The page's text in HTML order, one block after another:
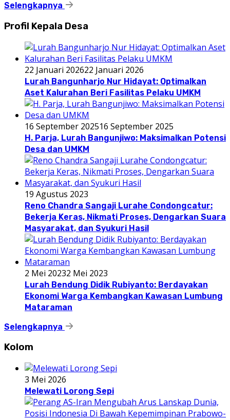
Selengkapnya
Profil Kepala Desa
22 Januari 202622 Januari 2026
Lurah Bangunharjo Nur Hidayat: Optimalkan
Aset Kalurahan Beri Fasilitas Pelaku UMKM
16 September 202516 September 2025
H. Parja, Lurah Bangunjiwo: Maksimalkan Potensi
Desa dan UMKM
19 Agustus 2023
Reno Chandra Sangaji Lurahe Condongcatur:
Bekerja Keras, Nikmati Proses, Dengarkan Suara
Masyarakat, dan Syukuri Hasil
2 Mei 20232 Mei 2023
Lurah Bendung Didik Rubiyanto: Berdayakan
Ekonomi Warga Kembangkan Kawasan Lumbung
Mataraman
Selengkapnya
Kolom
3 Mei 2026
Melewati Lorong Sepi